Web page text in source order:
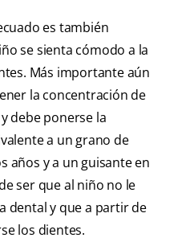
es también
se sienta cómodo a la
Más importante aún
la concentración de
debe ponerse la
a un grano de
años y a un guisante en
ser que al niño no le
dental y que a partir de
los dientes.